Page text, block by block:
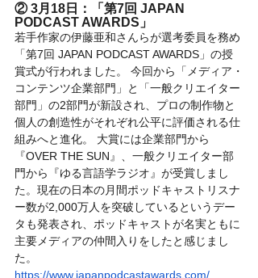
② 3月18日：「第7回 JAPAN
PODCAST AWARDS」
若手作家の伊藤亜和さんらが選考委員を務め
「第7回 JAPAN PODCAST AWARDS」の授
賞式が行われました。 今回から「メディア・
コンテンツ企業部門」と「一般クリエイター
部門」の2部門が新設され、プロの制作物と
個人の創造性がそれぞれ公平に評価される仕
組みへと進化。 大賞には企業部門から
『OVER THE SUN』、一般クリエイター部
門から『ゆる言語学ラジオ』が受賞しまし
た。現在の日本の月間ポッドキャストリスナ
ー数が2,000万人を突破しているというデー
タも発表され、ポッドキャストが名実ともに
主要メディアの仲間入りをしたと感じまし
た。
https://www.japanpodcastawards.com/